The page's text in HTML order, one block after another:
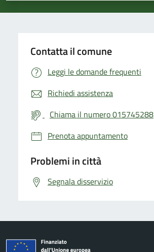
Contatta il comune
Leggi le domande frequenti
Richiedi assistenza
Chiama il numero 015745288
Prenota appuntamento
Problemi in città
Segnala disservizio